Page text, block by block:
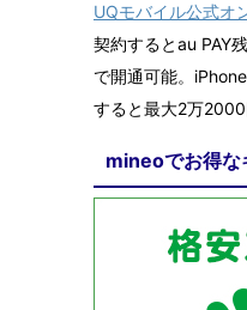
UQモバイル公式オ
契約するとau PAY
で開通可能。
すると最大2万2000
mineoでお得な